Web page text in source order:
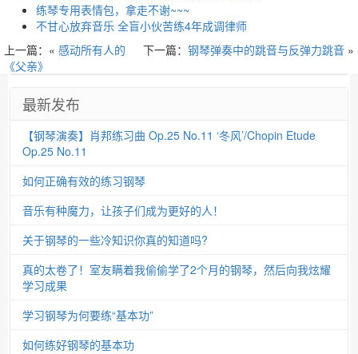
练琴专用表情包，拿走不谢~~~
不甘心放弃音乐 全盲小伙苦练4年成调律师
下一篇： 钢琴弹奏中的跳音与反弹力跳音 »
上一篇：« 感动所有人的
《父亲》
最新发布
【钢琴演奏】肖邦练习曲 Op.25 No.11 ‘冬风’/Chopin Etude
Op.25 No.11
如何正确有效的练习钢琴
音乐有种魔力，让孩子们成为更好的人！
关于钢琴的一些冷知识你真的知道吗?
真的太卷了！室友瞒着我偷偷学了2个月的钢琴，然后向我炫耀
学习成果
学习钢琴为何要练“基本功”
如何练好钢琴的基本功